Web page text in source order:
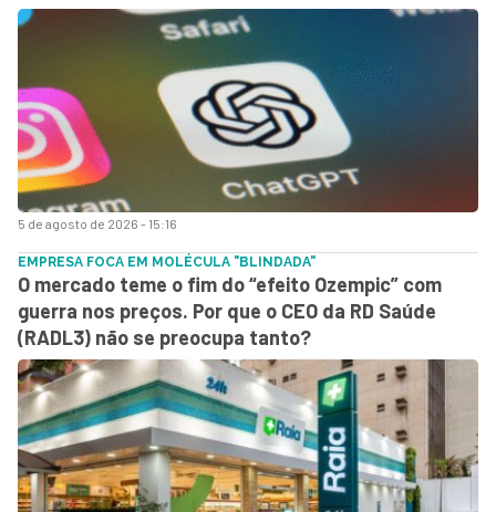
5 de agosto de 2026 - 15:16
EMPRESA FOCA EM MOLÉCULA "BLINDADA"
O mercado teme o fim do “efeito Ozempic” com
guerra nos preços. Por que o CEO da RD Saúde
(RADL3) não se preocupa tanto?